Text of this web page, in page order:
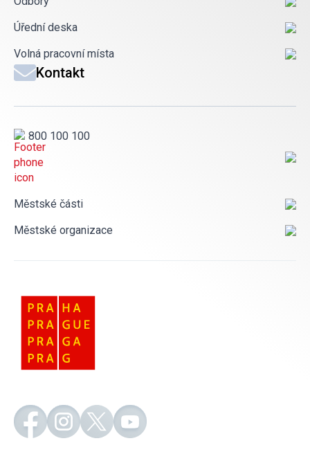
Úřední deska
Volná pracovní místa
Kontakt
800 100 100
Městské části
Městské organizace